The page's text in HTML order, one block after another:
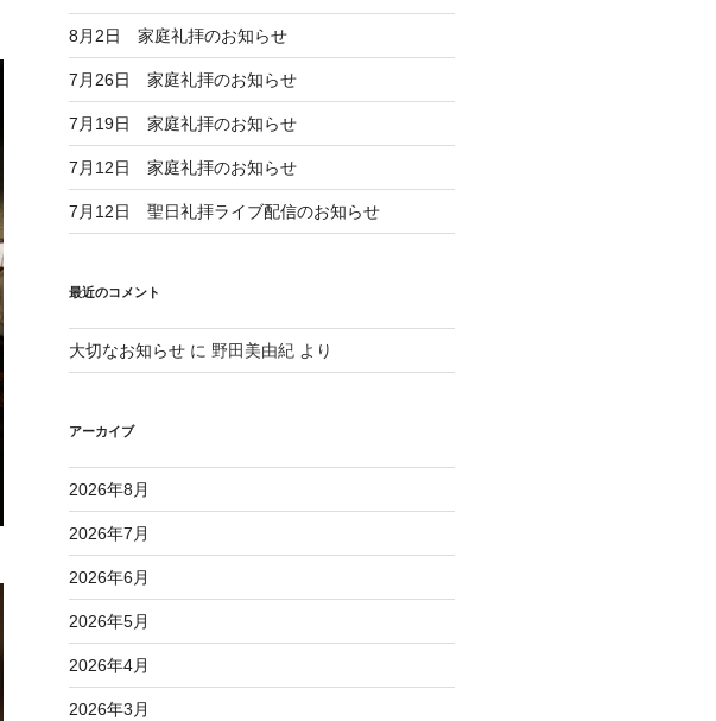
8月2日 家庭礼拝のお知らせ
7月26日 家庭礼拝のお知らせ
7月19日 家庭礼拝のお知らせ
7月12日 家庭礼拝のお知らせ
7月12日 聖日礼拝ライブ配信のお知らせ
最近のコメント
大切なお知らせに 野田美由紀より
アーカイブ
2026年8月
2026年7月
2026年6月
2026年5月
2026年4月
2026年3月